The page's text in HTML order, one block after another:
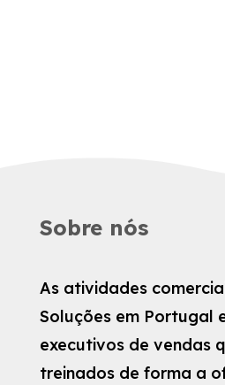
Sobre nós
As atividades
Soluções em Portugal
executivos de vendas
treinados de forma a